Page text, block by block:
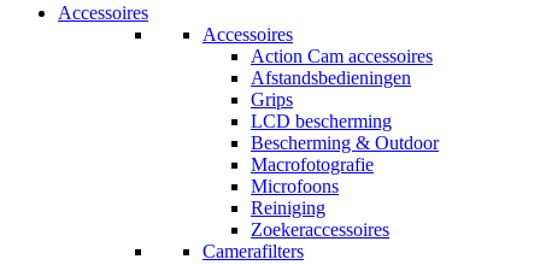
Accessoires
Accessoires
Action Cam accessoires
Afstandsbedieningen
Grips
LCD bescherming
Bescherming & Outdoor
Macrofotografie
Microfoons
Reiniging
Zoekeraccessoires
Camerafilters